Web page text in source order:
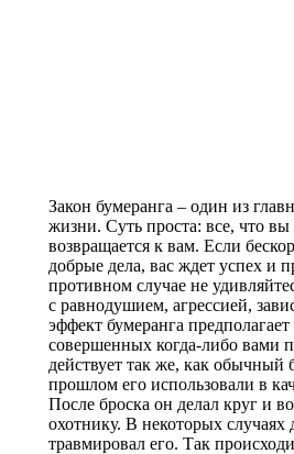
Закон бумеранга – один из
жизни. Суть проста: все, что
возвращается к вам. Если
добрые дела, вас ждет успех и
противном случае не
с равнодушием, агрессией,
эффект бумеранга
совершенных когда-либо вами
действует так же, как обычный
прошлом его использовали в
После броска он делал круг и
охотнику. В некоторых случаях
травмировал его. Так